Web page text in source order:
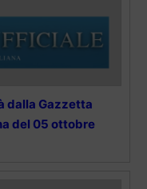
dalla Gazzetta
del 05 ottobre